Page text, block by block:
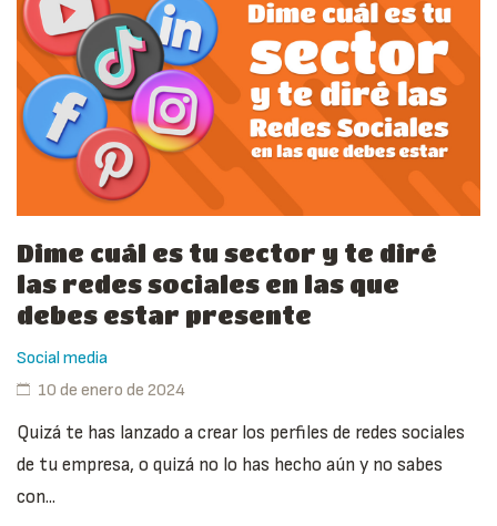
Dime cuál es tu sector y te diré
las redes sociales en las que
debes estar presente
Social media
10 de enero de 2024
Quizá te has lanzado a crear los perfiles de redes sociales
de tu empresa, o quizá no lo has hecho aún y no sabes
con...